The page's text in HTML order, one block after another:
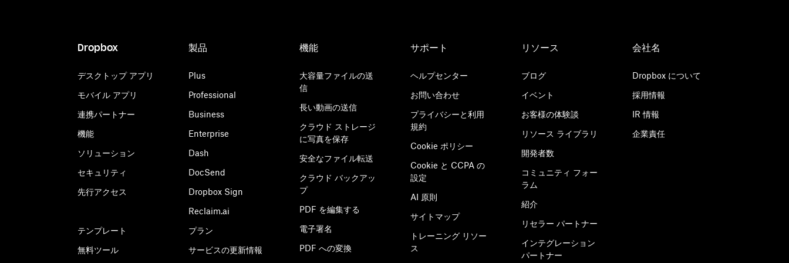
Dropbox
デスクトップ アプリ
モバイル アプリ
連携パートナー
機能
ソリューション
セキュリティ
先行アクセス
テンプレート
無料ツール
製品
Plus
Professional
Business
Enterprise
Dash
DocSend
Dropbox Sign
Reclaim.ai
プラン
サービスの更新情報
機能
大容量ファイルの送
信
長い動画の送信
クラウド ストレージ
に写真を保存
安全なファイル転送
クラウド バックアッ
プ
PDF を編集する
電子署名
PDF への変換
サポート
ヘルプセンター
お問い合わせ
プライバシーと利用
規約
Cookie ポリシー
Cookie と CCPA の
設定
AI 原則
サイトマップ
トレーニング リソー
ス
リソース
ブログ
イベント
お客様の体験談
リソース ライブラリ
開発者数
コミュニティ フォー
ラム
紹介
リセラー パートナー
インテグレーション
パートナー
会社名
Dropbox について
採用情報
IR 情報
企業責任